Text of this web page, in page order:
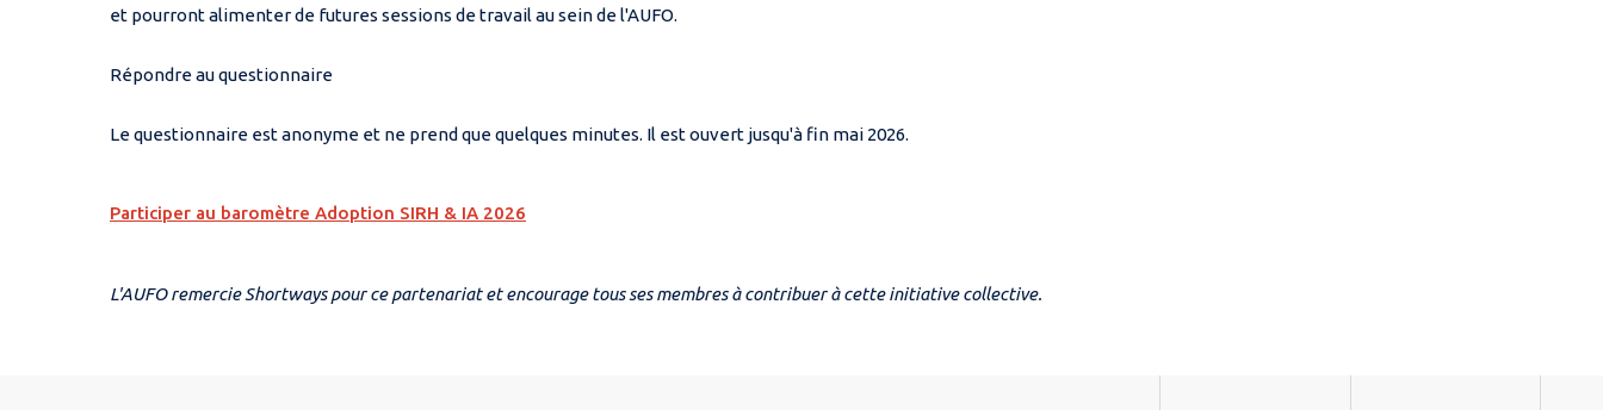
et pourront alimenter de futures sessions de travail au sein de l'AUFO.
Répondre au questionnaire
Le questionnaire est anonyme et ne prend que quelques minutes. Il est ouvert jusqu'à fin mai 2026.
Participer au baromètre Adoption SIRH & IA 2026
L'AUFO remercie Shortways pour ce partenariat et encourage tous ses membres à contribuer à cette initiative collective.